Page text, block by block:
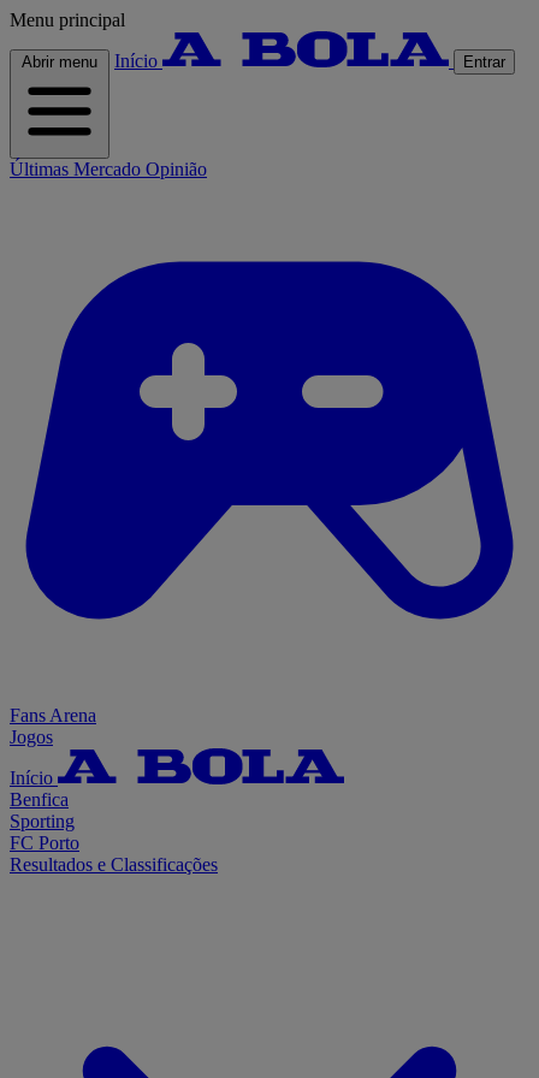
Menu principal
Abrir menu Início Entrar
Últimas Mercado Opinião
Fans Arena
Jogos
Início
Benfica
Sporting
FC Porto
Resultados e Classificações